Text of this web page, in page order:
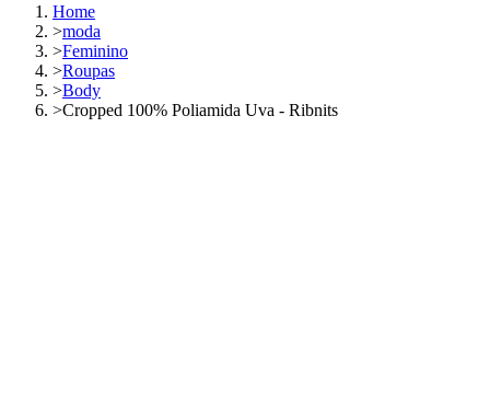
Home
>moda
>Feminino
>Roupas
>Body
>Cropped 100% Poliamida Uva - Ribnits